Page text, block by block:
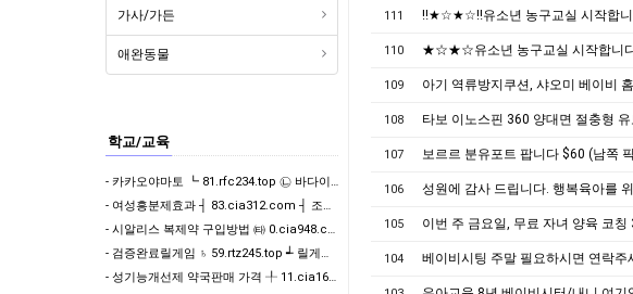
가사/가든
애완동물
학교/교육
- 카카오야마토 ┗ 81.rfc234.top ㉡ 바다이야기게임기
- 여성흥분제효과 ┤ 83.cia312.com ┤ 조루방지제 구입
- 시알리스 복제약 구입방법 ㈙ 0.cia948.com ㈙ 발기부전치료제 구매처 사이트
- 검증완료릴게임 ♄ 59.rtz245.top ┵ 릴게임다운로드
- 성기능개선제 약국판매 가격 ╀ 11.cia169.net ╀ 비아그라구매 사이트
111 ‼️★☆★☆‼️유소년 농구교실 시작합
110 ★☆★☆유소년 농구교실 시작합
109 아기 역류방지쿠션, 샤오미 베이비
108 타보 이노스핀 360 양대면 절충형
107 보르르 분유포트 팝니다 $60 (남쪽
106 성원에 감사 드립니다. 행복육아를
105 이번 주 금요일, 무료 자녀 양육 코칭
104 베이비시팅 주말 필요하시면 연락주